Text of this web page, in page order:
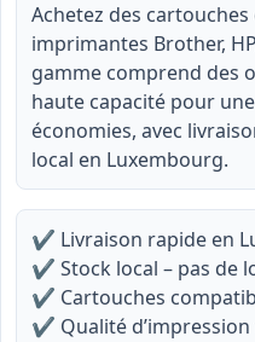
Achetez des
imprimantes Brother,
gamme comprend des
haute capacité pour
économies, avec
local en Luxembourg.
✔ Livraison rapide en
✔ Stock local – pas de
✔ Cartouches
✔ Qualité